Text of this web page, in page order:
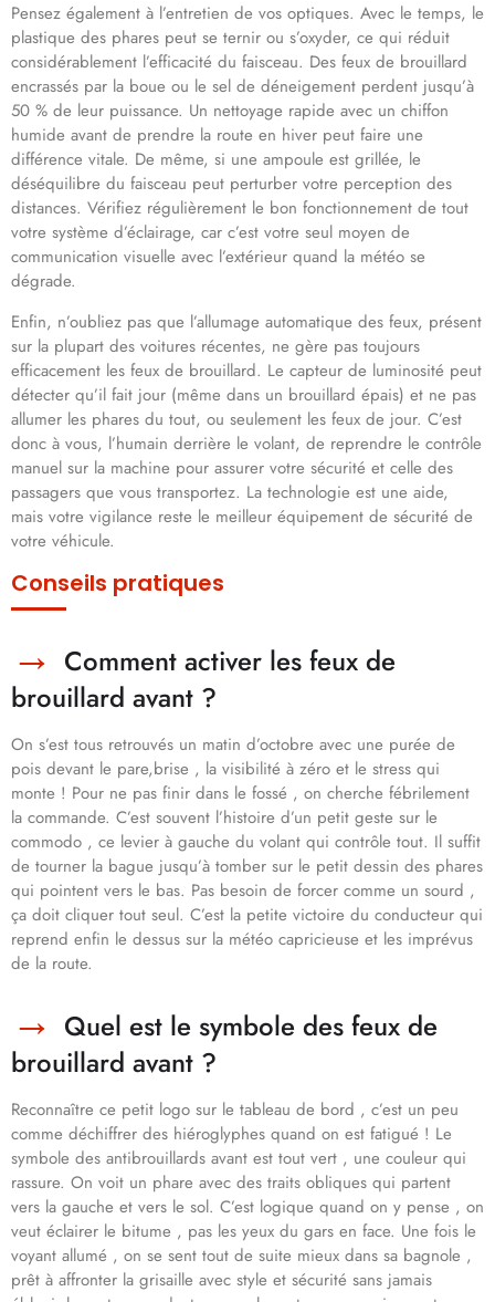
Pensez également à l’entretien de vos optiques. Avec le temps, le
plastique des phares peut se ternir ou s’oxyder, ce qui réduit
considérablement l’efficacité du faisceau. Des feux de brouillard
encrassés par la boue ou le sel de déneigement perdent jusqu’à
50 % de leur puissance. Un nettoyage rapide avec un chiffon
humide avant de prendre la route en hiver peut faire une
différence vitale. De même, si une ampoule est grillée, le
déséquilibre du faisceau peut perturber votre perception des
distances. Vérifiez régulièrement le bon fonctionnement de tout
votre système d’éclairage, car c’est votre seul moyen de
communication visuelle avec l’extérieur quand la météo se
dégrade.
Enfin, n’oubliez pas que l’allumage automatique des feux, présent
sur la plupart des voitures récentes, ne gère pas toujours
efficacement les feux de brouillard. Le capteur de luminosité peut
détecter qu’il fait jour (même dans un brouillard épais) et ne pas
allumer les phares du tout, ou seulement les feux de jour. C’est
donc à vous, l’humain derrière le volant, de reprendre le contrôle
manuel sur la machine pour assurer votre sécurité et celle des
passagers que vous transportez. La technologie est une aide,
mais votre vigilance reste le meilleur équipement de sécurité de
votre véhicule.
Conseils pratiques
Comment activer les feux de
brouillard avant ?
On s’est tous retrouvés un matin d’octobre avec une purée de
pois devant le pare,brise , la visibilité à zéro et le stress qui
monte ! Pour ne pas finir dans le fossé , on cherche fébrilement
la commande. C’est souvent l’histoire d’un petit geste sur le
commodo , ce levier à gauche du volant qui contrôle tout. Il suffit
de tourner la bague jusqu’à tomber sur le petit dessin des phares
qui pointent vers le bas. Pas besoin de forcer comme un sourd ,
ça doit cliquer tout seul. C’est la petite victoire du conducteur qui
reprend enfin le dessus sur la météo capricieuse et les imprévus
de la route.
Quel est le symbole des feux de
brouillard avant ?
Reconnaître ce petit logo sur le tableau de bord , c’est un peu
comme déchiffrer des hiéroglyphes quand on est fatigué ! Le
symbole des antibrouillards avant est tout vert , une couleur qui
rassure. On voit un phare avec des traits obliques qui partent
vers la gauche et vers le sol. C’est logique quand on y pense , on
veut éclairer le bitume , pas les yeux du gars en face. Une fois le
voyant allumé , on se sent tout de suite mieux dans sa bagnole ,
prêt à affronter la grisaille avec style et sécurité sans jamais